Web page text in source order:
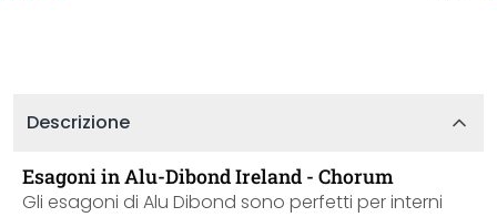
Descrizione
Esagoni in Alu-Dibond Ireland - Chorum
Gli esagoni di Alu Dibond sono perfetti per interni